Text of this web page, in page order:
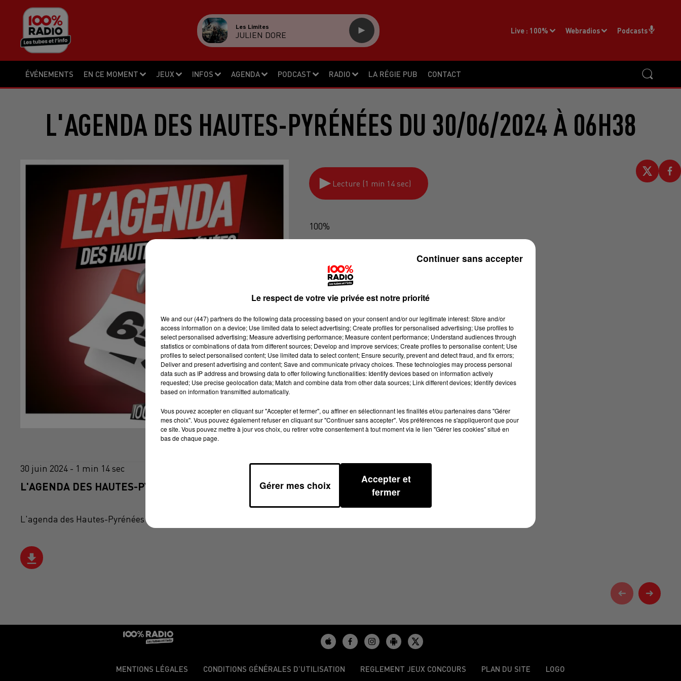
ÉVÉNEMENTS EN CE MOMENT JEUX INFOS AGENDA PODCAST RADIO LA RÉGIE PUB CONTACT
Live : 100% Webradios Podcasts
Les Limites
JULIEN DORE
L'AGENDA DES HAUTES-PYRÉNÉES DU 30/06/2024 À 06H38
Lecture (1 min 14 sec)
100%
30 juin 2024 - 1 min 14 sec
L'AGENDA DES HAUTES-PYRÉNÉES DU 30/06/2024 À 06H38
L'agenda des Hautes-Pyrénées
MENTIONS LÉGALES CONDITIONS GÉNÉRALES D’UTILISATION REGLEMENT JEUX CONCOURS PLAN DU SITE LOGO
Le respect de votre vie privée est notre priorité
We and our (447) partnersdo the following data processing based on your consent and/or our legitimate interest: Store and/or
access information on a device; Use limited data to select advertising; Create profiles for personalised advertising; Use profiles to
select personalised advertising; Measure advertising performance; Measure content performance; Understand audiences through
statistics or combinations of data from different sources; Develop and improve services; Create profiles to personalise content; Use
profiles to select personalised content; Use limited data to select content; Ensure security, prevent and detect fraud, and fix errors;
Deliver and present advertising and content; Save and communicate privacy choices. These technologies may process personal
data such as IP address and browsing data to offer following functionalities: Identify devices based on information actively
requested; Use precise geolocation data; Match and combine data from other data sources; Link different devices; Identify devices
based on information transmitted automatically.
Vous pouvez accepter en cliquant sur "Accepter et fermer", ou affiner en sélectionnant les finalités et/ou partenaires dans "Gérer
mes choix". Vous pouvez également refuser en cliquant sur "Continuer sans accepter". Vos préférences ne s'appliqueront que pour
ce site. Vous pouvez mettre à jour vos choix, ou retirer votre consentement à tout moment via le lien "Gérer les cookies" situé en
bas de chaque page.
Gérer mes choix
Accepter et
fermer
Continuer sans accepter